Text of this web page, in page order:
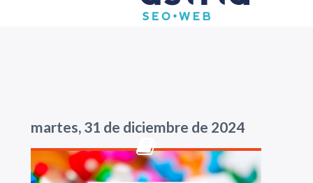
martes, 31 de diciembre de 2024